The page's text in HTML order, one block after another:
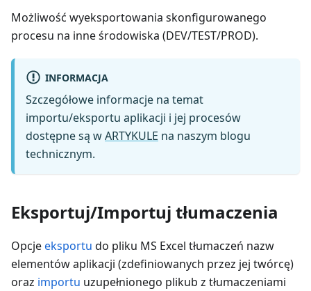
Możliwość wyeksportowania skonfigurowanego
procesu na inne środowiska (DEV/TEST/PROD).
INFORMACJA
Szczegółowe informacje na temat
importu/eksportu aplikacji i jej procesów
dostępne są wARTYKULE na naszym blogu
technicznym.
Eksportuj/Importuj tłumaczenia
Opcjeeksportu do pliku MS Excel tłumaczeń nazw
elementów aplikacji (zdefiniowanych przez jej twórcę)
oraz importu uzupełnionego plikub z tłumaczeniami